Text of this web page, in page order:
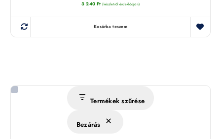
3 240 Ft (készletről érdeklődjön)
Kosárba teszem
Termékek szűrése
Bezárás